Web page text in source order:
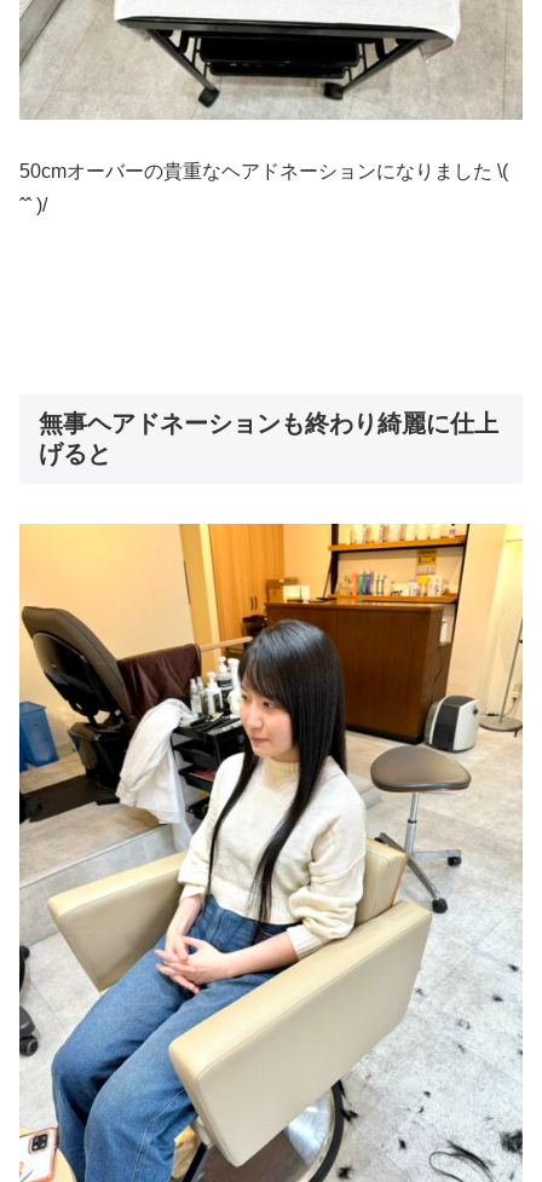
50cmオーバーの貴重なヘアドネーションになりました \(
ˆˆ )/
無事ヘアドネーションも終わり綺麗に仕上
げると